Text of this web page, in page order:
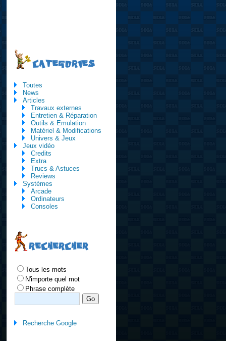
CATEGORIES
Toutes
News
Articles
Travaux externes
Entretien & Réparation
Outils & Emulation
Matériel & Modifications
Univers & Jeux
Jeux vidéo
Credits
Extra
Trucs & Astuces
Reviews
Systèmes
Arcade
Ordinateurs
Consoles
RECHERCHER
Tous les mots
N'importe quel mot
Phrase complète
Recherche Google